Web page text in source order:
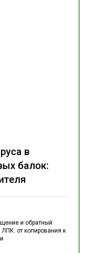
и обратный
от копирования к
в
балок: